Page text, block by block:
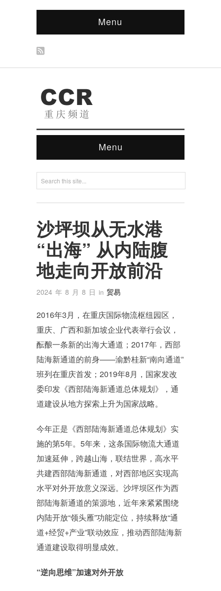
Menu
Menu
沙坪坝从无水港
“出海” 从内陆腹
地走向开放前沿
2024 年 8 月 8 日 in 贸易
2016年3月，在重庆国际物流枢纽园区，
重庆、广西和新加坡企业代表举行会议，
酝酿一条新的出海大通道；2017年，西部
陆海新通道的前身——渝黔桂新“南向通道”
班列在重庆首发；2019年8月，国家发改
委印发《西部陆海新通道总体规划》，通
道建设从地方探索上升为国家战略。
今年正是《西部陆海新通道总体规划》实
施的第5年。5年来，这条国际物流大通道
加速延伸，跨越山海，联结世界，高水平
共建西部陆海新通道，对西部地区实现高
水平对外开放意义深远。沙坪坝区作为西
部陆海新通道的策源地，近年来紧紧围绕
内陆开放“领头雁”功能定位，持续释放“通
道+经贸+产业”联动效应，推动西部陆海新
通道建设取得明显成效。
“逆向思维”加速对外开放